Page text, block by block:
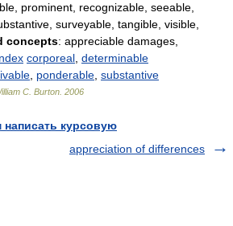
prominent, recognizable, seeable,
surveyable, tangible, visible,
concepts: appreciable damages,
corporeal determinable
ponderable substantive
C. Burton 2006
курсовую
appreciation of differences